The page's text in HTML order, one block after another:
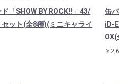
「SHOW BY ROCK!!」43/
ット(全8種)(ミニキャライ
缶
iD-
￥